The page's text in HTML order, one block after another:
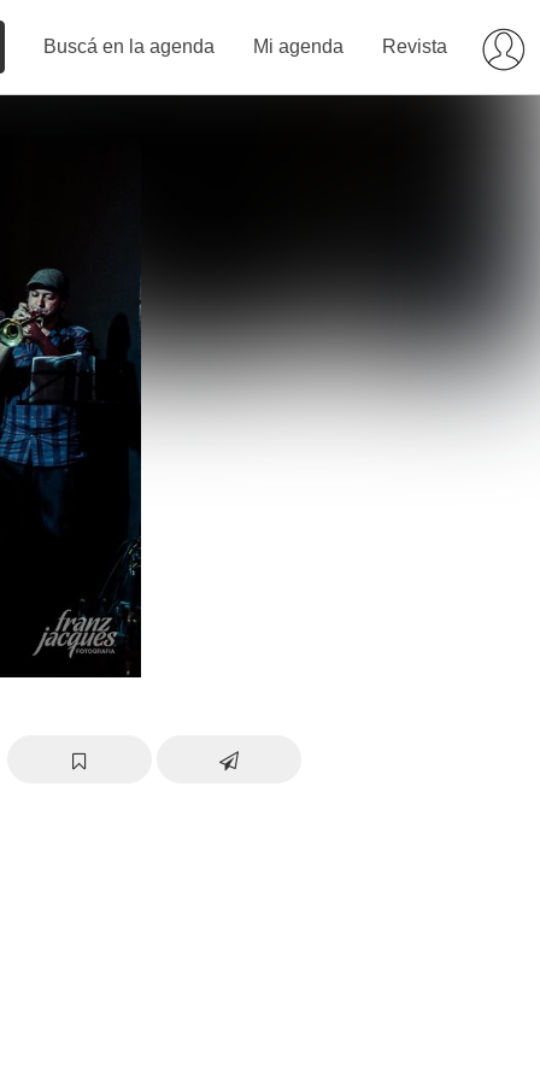
Buscá en la agenda Mi agenda Revista